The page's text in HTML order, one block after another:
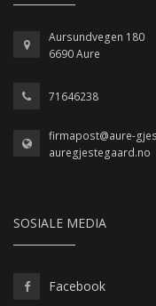
Aursundvegen 180
6690 Aure
71646238
firmapost@aure-
auregjestegaard.no
SOSIALE MEDIA
Facebook